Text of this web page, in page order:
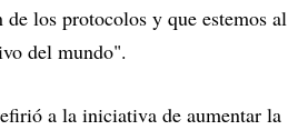
los protocolos y que estemos al
del mundo".
a la iniciativa de aumentar la